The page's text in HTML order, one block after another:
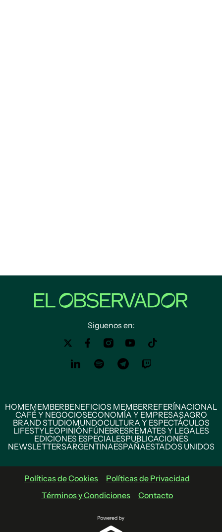
Siguenos en:
HOMEMEMBERBENEFICIOS MEMBERREFERÍNACIONAL
CAFÉ Y NEGOCIOSECONOMÍA Y EMPRESASAGRO
BRAND STUDIOMUNDOCULTURA Y ESPECTÁCULOS
LIFESTYLEOPINIÓNFÚNEBRESREMATES Y LEGALES
EDICIONES ESPECIALESPUBLICACIONES
NEWSLETTERSARGENTINAESPAÑAESTADOS UNIDOS
Políticas de Cookies
Políticas de Privacidad
Términos y Condiciones
Contacto